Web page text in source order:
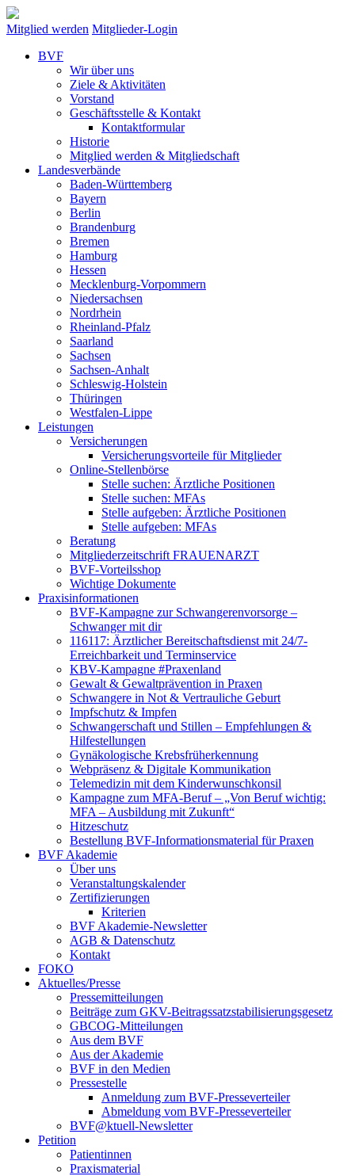
Mitglied werden Mitglieder-Login
BVF
Wir über uns
Ziele & Aktivitäten
Vorstand
Geschäftsstelle & Kontakt
Kontaktformular
Historie
Mitglied werden & Mitgliedschaft
Landesverbände
Baden-Württemberg
Bayern
Berlin
Brandenburg
Bremen
Hamburg
Hessen
Mecklenburg-Vorpommern
Niedersachsen
Nordrhein
Rheinland-Pfalz
Saarland
Sachsen
Sachsen-Anhalt
Schleswig-Holstein
Thüringen
Westfalen-Lippe
Leistungen
Versicherungen
Versicherungsvorteile für Mitglieder
Online-Stellenbörse
Stelle suchen: Ärztliche Positionen
Stelle suchen: MFAs
Stelle aufgeben: Ärztliche Positionen
Stelle aufgeben: MFAs
Beratung
Mitgliederzeitschrift FRAUENARZT
BVF-Vorteilsshop
Wichtige Dokumente
Praxisinformationen
BVF-Kampagne zur Schwangerenvorsorge –
Schwanger mit dir
116117: Ärztlicher Bereitschaftsdienst mit 24/7-
Erreichbarkeit und Terminservice
KBV-Kampagne #Praxenland
Gewalt & Gewaltprävention in Praxen
Schwangere in Not & Vertrauliche Geburt
Impfschutz & Impfen
Schwangerschaft und Stillen – Empfehlungen &
Hilfestellungen
Gynäkologische Krebsfrüherkennung
Webpräsenz & Digitale Kommunikation
Telemedizin mit dem Kinderwunschkonsil
Kampagne zum MFA-Beruf – „Von Beruf wichtig:
MFA – Ausbildung mit Zukunft“
Hitzeschutz
Bestellung BVF-Informationsmaterial für Praxen
BVF Akademie
Über uns
Veranstaltungskalender
Zertifizierungen
Kriterien
BVF Akademie-Newsletter
AGB & Datenschutz
Kontakt
FOKO
Aktuelles/Presse
Pressemitteilungen
Beiträge zum GKV-Beitragssatzstabilisierungsgesetz
GBCOG-Mitteilungen
Aus dem BVF
Aus der Akademie
BVF in den Medien
Pressestelle
Anmeldung zum BVF-Presseverteiler
Abmeldung vom BVF-Presseverteiler
BVF@ktuell-Newsletter
Petition
Patientinnen
Praxismaterial